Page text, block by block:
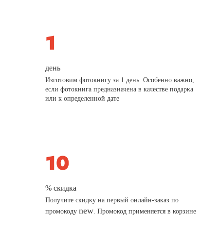
день
Изготовим фотокнигу за 1 день. Особенно важно,
если фотокнига предназначена в качестве подарка
или к определенной дате
% скидка
Получите скидку на первый онлайн-заказ по
промокодуnew. Промокод применяется в корзине